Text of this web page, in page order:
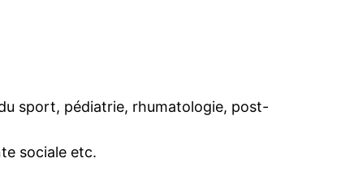
sport, pédiatrie, rhumatologie, post-
sociale etc.